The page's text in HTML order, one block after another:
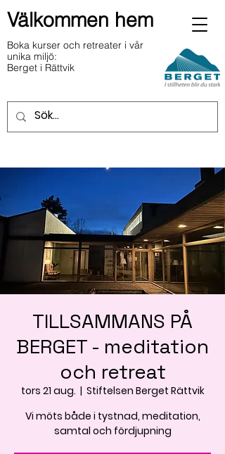
Välkommen hem
Boka kurser och retreater i vår
unika miljö:
Berget i Rättvik
TILLSAMMANS PÅ
BERGET - meditation
och retreat
tors 21 aug.
  |
Stiftelsen Berget Rättvik
Vi möts både i tystnad, meditation,
samtal och fördjupning